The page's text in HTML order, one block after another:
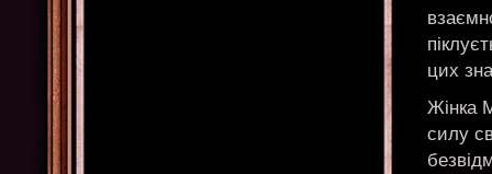
цих
Жінка
силу